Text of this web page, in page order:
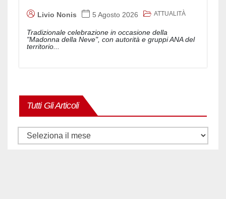
Livio Nonis 5 Agosto 2026 ATTUALITÀ
Tradizionale celebrazione in occasione della
"Madonna della Neve", con autorità e gruppi ANA del
territorio...
Tutti Gli Articoli
Tutti